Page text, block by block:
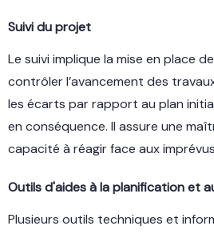
Suivi du projet
Le suivi implique la mise en place
contrôler l’avancement des
les écarts par rapport au plan
en conséquence. Il assure une
capacité à réagir face aux
Outils d'aides à la planification et
Plusieurs outils techniques et